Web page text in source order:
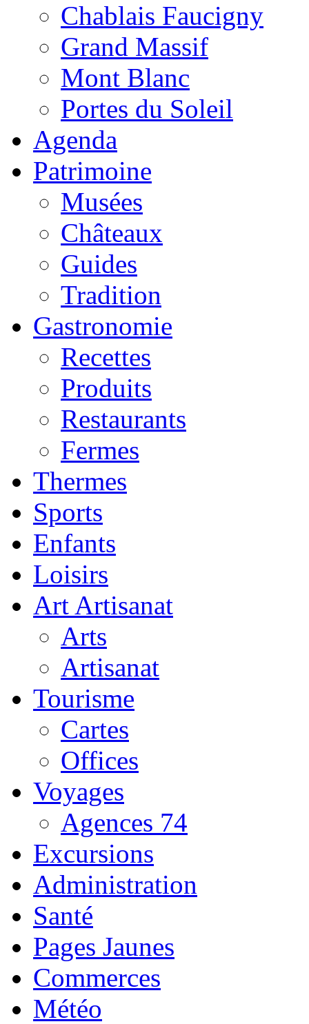
Chablais Faucigny
Grand Massif
Mont Blanc
Portes du Soleil
Agenda
Patrimoine
Musées
Châteaux
Guides
Tradition
Gastronomie
Recettes
Produits
Restaurants
Fermes
Thermes
Sports
Enfants
Loisirs
Art Artisanat
Arts
Artisanat
Tourisme
Cartes
Offices
Voyages
Agences 74
Excursions
Administration
Santé
Pages Jaunes
Commerces
Météo